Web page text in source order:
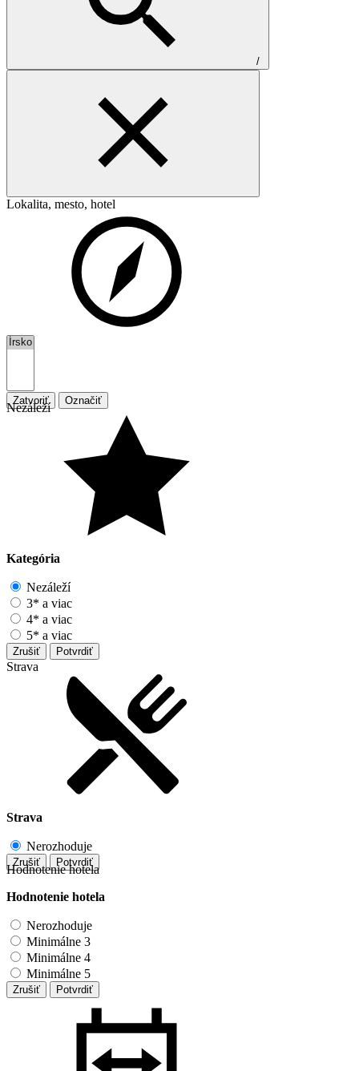
/
Lokalita, mesto, hotel
Zatvoriť Označiť
Nezáleží
Kategória
Nezáleží
3* a viac
4* a viac
5* a viac
Zrušiť Potvrdiť
Strava
Strava
Nerozhoduje
Zrušiť Potvrdiť
Hodnotenie hotela
Hodnotenie hotela
Nerozhoduje
Minimálne 3
Minimálne 4
Minimálne 5
Zrušiť Potvrdiť